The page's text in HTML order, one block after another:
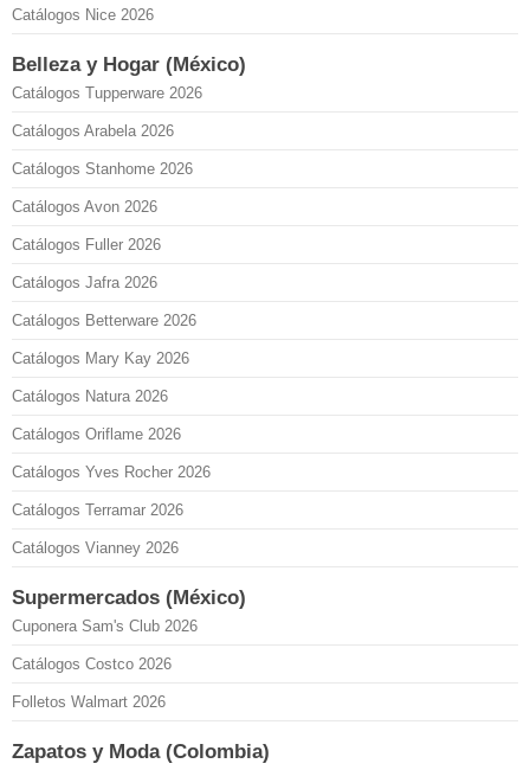
Catálogos Nice 2026
Belleza y Hogar (México)
Catálogos Tupperware 2026
Catálogos Arabela 2026
Catálogos Stanhome 2026
Catálogos Avon 2026
Catálogos Fuller 2026
Catálogos Jafra 2026
Catálogos Betterware 2026
Catálogos Mary Kay 2026
Catálogos Natura 2026
Catálogos Oriflame 2026
Catálogos Yves Rocher 2026
Catálogos Terramar 2026
Catálogos Vianney 2026
Supermercados (México)
Cuponera Sam's Club 2026
Catálogos Costco 2026
Folletos Walmart 2026
Zapatos y Moda (Colombia)